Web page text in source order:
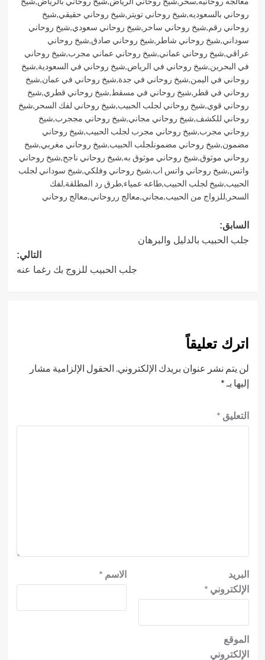
روحاني بالسعوديه,شيخ روحاني تويتر ,شيخ روحاني حقيقي,شيخ
روحاني رقم,شيخ روحاني ساحر ,شيخ روحاني سعودي,شيخ روحاني
سوداني,شيخ روحاني شاطر ,شيخ روحاني صادق,شيخ روحاني
عراقي,شيخ روحاني عماني,شيخ روحاني عماني مجرب,شيخ روحاني
في البحرين,شيخ روحاني في الرياض,شيخ روحاني في السعودية,شيخ
روحاني في اليمن,شيخ روحاني في جدة,شيخ روحاني في عمان,شيخ
روحاني في قطر ,شيخ روحاني في مسقط,شيخ روحاني قطري,شيخ
روحاني قوي,شيخ روحاني لجلب الحبيب,شيخ روحاني لفك السحر ,شيخ
روحاني للكشف,شيخ روحاني مجاني,شيخ روحاني مججرب,شيخ
روحاني مجرب,شيخ روحاني مجرب لجلب الحبيب,شيخ روحاني
مضمون,شيخ روحاني مضمونلجلب الحبيب,شيخ روحاني مغربي,شيخ
روحاني موثوق,شيخ روحاني موثوق به,شيخ روحاني ناجح,شيخ روحاني
واتس,شيخ روحاني واتس اب,شيخ روحاني وفلكي,شيخ سوداني لجلب
الحبيب,شيخ لجلب الحبيب,طاعه عمياء,طرق رد المطلقة,لفك
السحر ,للزواج من الحبيب,مجاني,معالج رروحاني,معالج روحاني
تصفّح
المقالات
السابق:
جلب الحبيب بالدليل والبرهان
التالي:
جلب الحبيب للزوج بك رغما عنه
اترك تعليقاً
لن يتم نشر عنوان بريدك الإلكتروني. الحقول الإلزامية مشار
إليها بـ *
التعليق *
الاسم *
البريد
الإلكتروني *
الموقع
الإلكتروني